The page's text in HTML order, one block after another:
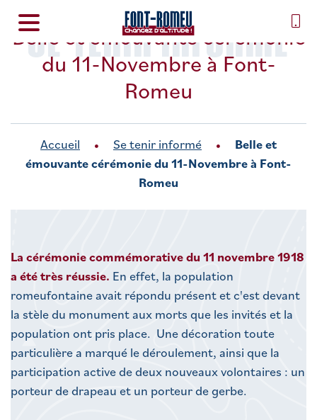
SE TENIR INFORMÉ
Belle et émouvante cérémonie
du 11-Novembre à Font-
Romeu
Accueil Se tenir informé
Belle et
émouvante cérémonie du 11-Novembre à Font-
Romeu
La cérémonie commémorative du 11 novembre 1918
a été très réussie. En effet, la population
romeufontaine avait répondu présent et c'est devant
la stèle du monument aux morts que les invités et la
population ont pris place. Une décoration toute
particulière a marqué le déroulement, ainsi que la
participation active de deux nouveaux volontaires : un
porteur de drapeau et un porteur de gerbe.